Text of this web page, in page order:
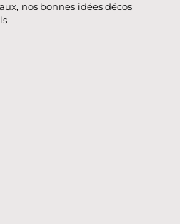
nos bonnes idées décos